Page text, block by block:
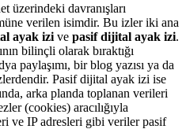
üzerindeki davranışları
verilen isimdir. Bu izler iki ana
ayak izi ve pasif dijital ayak izi.
bilinçli olarak bıraktığı
paylaşımı, bir blog yazısı ya da
Pasif dijital ayak izi ise
arka planda toplanan verileri
(cookies) aracılığıyla
ve IP adresleri gibi veriler pasif